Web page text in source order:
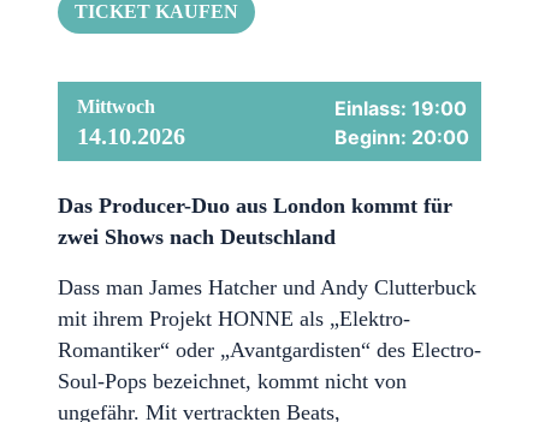
TICKET KAUFEN
Mittwoch
14.10.2026
Einlass: 19:00
Beginn: 20:00
Das Producer-Duo aus London kommt für
zwei Shows nach Deutschland
Dass man James Hatcher und Andy Clutterbuck
mit ihrem Projekt HONNE als „Elektro-
Romantiker“ oder „Avantgardisten“ des Electro-
Soul-Pops bezeichnet, kommt nicht von
ungefähr. Mit vertrackten Beats,